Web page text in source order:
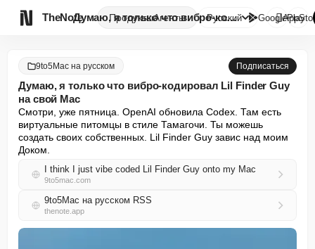
TheNote ПродуктыАгенты Думаю, я только что вибро-коди...
Русский GooglePlay

9to5Mac на русском Подписаться
Думаю, я только что вибро-кодировал Lil Finder Guy
на свой Mac
Смотри, уже пятница. OpenAI обновила Codex. Там есть
виртуальные питомцы в стиле Тамагочи. Ты можешь
создать своих собственных. Lil Finder Guy завис над моим
Доком.
I think I just vibe coded Lil Finder Guy onto my Mac
9to5mac.com
9to5Mac на русском RSS
thenote.app